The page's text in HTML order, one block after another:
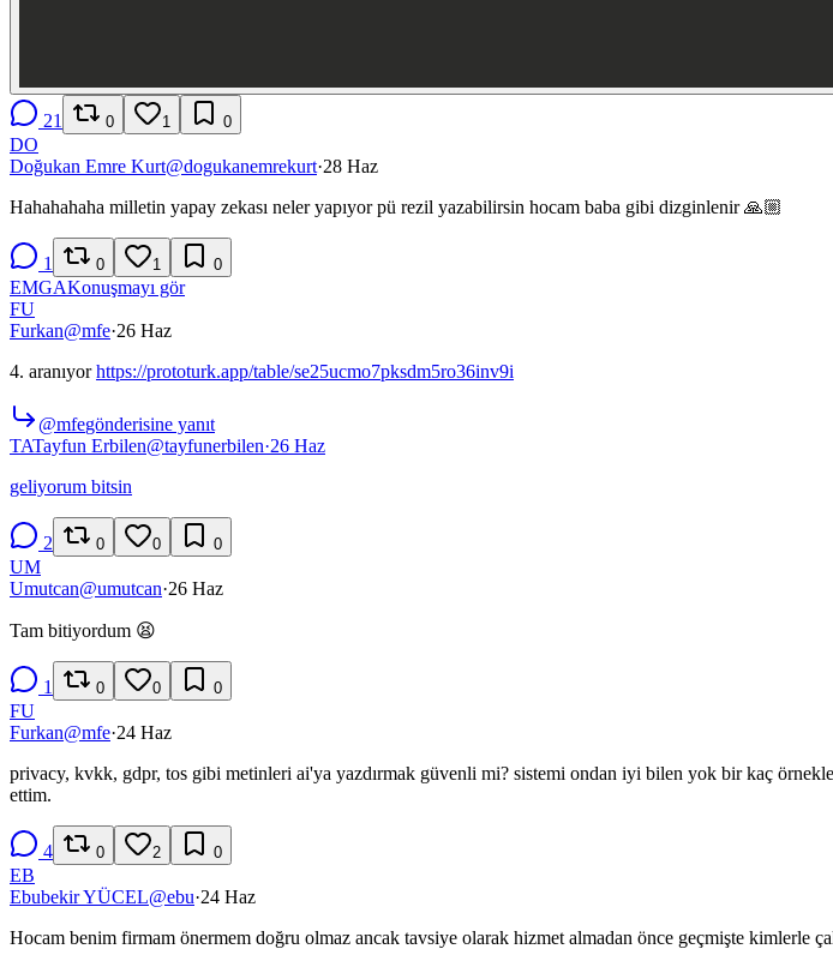
21 0 1 0
DO
Doğukan Emre Kurt@dogukanemrekurt·28 Haz
Hahahahaha milletin yapay zekası neler yapıyor pü rezil yazabilirsin hocam baba gibi dizginlenir 🙏🏼
1 0 1 0
EMGAKonuşmayı gör
FU
Furkan@mfe·26 Haz
4. aranıyorhttps://prototurk.app/table/se25ucmo7pksdm5ro36inv9i
@mfegönderisine yanıt
TATayfun Erbilen@tayfunerbilen·26 Haz
geliyorum bitsin
2 0 0 0
UM
Umutcan@umutcan·26 Haz
Tam bitiyordum 😫
1 0 0 0
FU
Furkan@mfe·24 Haz
privacy, kvkk, gdpr, tos gibi metinleri ai'ya yazdırmak güvenli mi? sistemi ondan iyi bilen yok bir kaç
ettim.
4 0 2 0
EB
Ebubekir YÜCEL@ebu·24 Haz
Hocam benim firmam önermem doğru olmaz ancak tavsiye olarak hizmet almadan önce geçmişte kimlerle